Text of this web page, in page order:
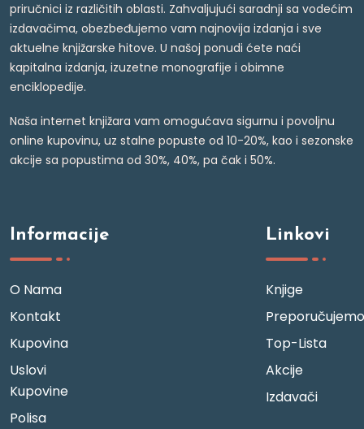
priručnici iz različitih oblasti. Zahvaljujući saradnji sa vodećim
izdavačima, obezbeđujemo vam najnovija izdanja i sve
aktuelne knjižarske hitove. U našoj ponudi ćete naći
kapitalna izdanja, izuzetne monografije i obimne
enciklopedije.
Naša internet knjižara vam omogućava sigurnu i povoljnu
online kupovinu, uz stalne popuste od 10-20%, kao i sezonske
akcije sa popustima od 30%, 40%, pa čak i 50%.
Informacije
O Nama
Kontakt
Kupovina
Uslovi
Kupovine
Polisa
Linkovi
Knjige
Preporučujemo
Top-Lista
Akcije
Izdavači